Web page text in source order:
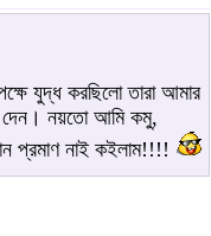
যুদ্ধ করছিলো তারা আমার
দেন। নয়তো আমি কমু,
প্রমাণ নাই কইলাম!!!!